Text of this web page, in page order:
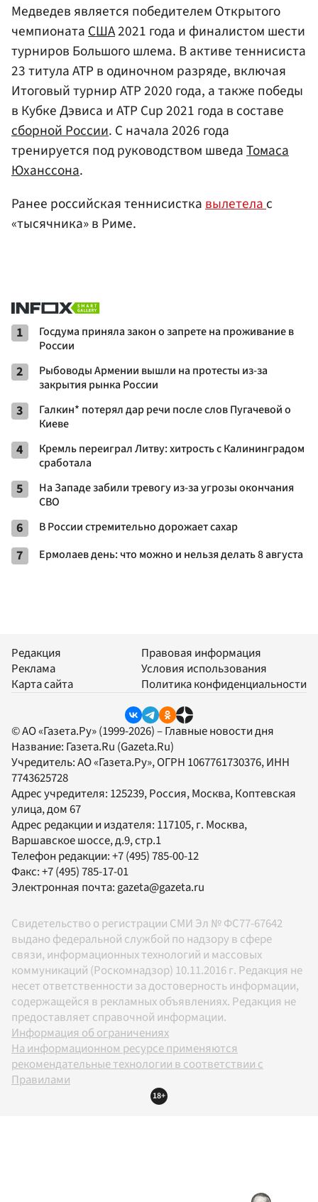
Медведев является победителем Открытого
чемпионатаСША2021 года и финалистом шести
турниров Большого шлема. В активе теннисиста
23 титула ATP в одиночном разряде, включая
Итоговый турнир ATP 2020 года, а также победы
в Кубке Дэвиса и ATP Cup 2021 года в составе
сборной России. С начала 2026 года
тренируется под руководством шведаТомаса
Юханссона.
Ранее российская теннисисткавылетелас
«тысячника» в Риме.
1
Госдума приняла закон о запрете на проживание в
России
2
Рыбоводы Армении вышли на протесты из-за
закрытия рынка России
3
Галкин* потерял дар речи после слов Пугачевой о
Киеве
4
Кремль переиграл Литву: хитрость с Калининградом
сработала
5
На Западе забили тревогу из-за угрозы окончания
СВО
6 В России стремительно дорожает сахар
7 Ермолаев день: что можно и нельзя делать 8 августа
Редакция
Реклама
Карта сайта
Правовая информация
Условия использования
Политика конфиденциальности
© АО «Газета.Ру» (1999-2026) – Главные новости дня
Название: Газета.Ru (Gazeta.Ru)
Учредитель:АО «Газета.Ру», ОГРН 1067761730376, ИНН
7743625728
Адрес учредителя: 125239, Россия, Москва, Коптевская
улица, дом 67
Адрес редакции и издателя: 117105, г. Москва,
Варшавское шоссе, д.9, стр.1
Телефон редакции:+7 (495) 785-00-12
Факс:+7 (495) 785-17-01
Электронная почта:gazeta@gazeta.ru
Свидетельство о регистрации СМИ Эл № ФС77-67642
выдано федеральной службой по надзору в сфере
связи, информационных технологий и массовых
коммуникаций (Роскомнадзор) 10.11.2016 г. Редакция не
несет ответственности за достоверность информации,
содержащейся в рекламных объявлениях. Редакция не
предоставляет справочной информации.
Информация об ограничениях
На информационном ресурсе применяются
рекомендательные технологии в соответствии с
Правилами
18+